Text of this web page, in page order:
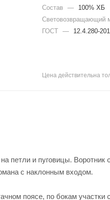
136-140/194-200
96-100/194-200
Состав
—
100% ХБ
Световозвращающий
ГОСТ
— 12.4.280-
Цена действительна
петли и пуговицы.
с наклонным входом.
поясе, по бокам участки